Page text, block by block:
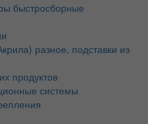
быстросборные
разное, подставки из
продуктов
системы